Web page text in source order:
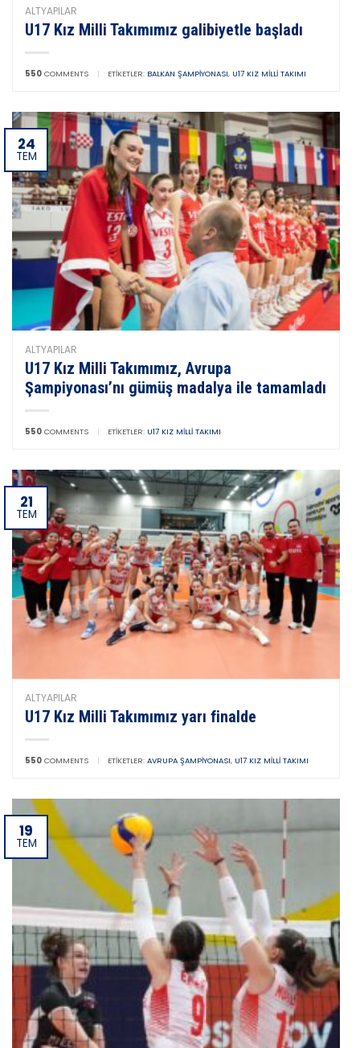
ALTYAPILAR
U17 Kız Milli Takımımız galibiyetle başladı
550 COMMENTS | ETIKETLER: BALKAN ŞAMPIYONASI, U17 KIZ MILLI TAKIMI
24
TEM
ALTYAPILAR
U17 Kız Milli Takımımız, Avrupa
Şampiyonası’nı gümüş madalya ile tamamladı
550 COMMENTS | ETIKETLER: U17 KIZ MILLI TAKIMI
21
TEM
ALTYAPILAR
U17 Kız Milli Takımımız yarı finalde
550 COMMENTS | ETIKETLER: AVRUPA ŞAMPIYONASI, U17 KIZ MILLI TAKIMI
19
TEM